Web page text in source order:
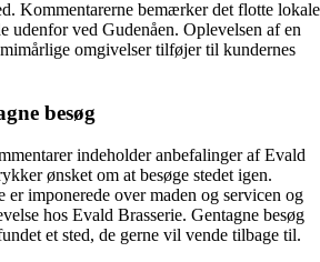
Kommentarerne bemærker det flotte lokale
udenfor ved Gudenåen. Oplevelsen af en
omgivelser tilføjer til kundernes
besøg
indeholder anbefalinger af Evald
ønsket om at besøge stedet igen.
er imponerede over maden og servicen og
hos Evald Brasserie. Gentagne besøg
et sted, de gerne vil vende tilbage til.